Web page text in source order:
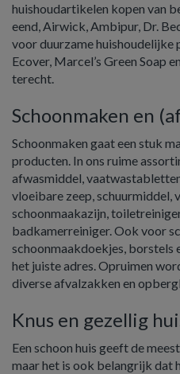
huishoudartikelen kopen van
eend, Airwick, Ambipur, Dr.
voor duurzame
Ecover, Marcel’s Green Soap
terecht.
Schoonmaken en
Schoonmaken gaat een stuk
producten. In ons ruime
afwasmiddel,
vloeibare zeep, schuurmiddel,
schoonmaakazijn,
badkamerreiniger. Ook voor
schoonmaakdoekjes, borstels
het juiste adres. Opruimen
diverse afvalzakken en
Knus en gezellig
Een schoon huis geeft de
maar het is ook belangrijk dat